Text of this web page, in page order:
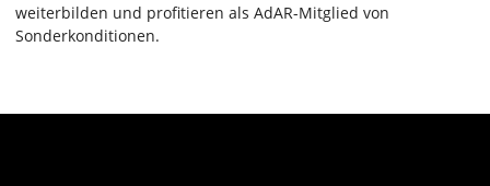
weiterbilden und profitieren als AdAR-Mitglied von
Sonderkonditionen.